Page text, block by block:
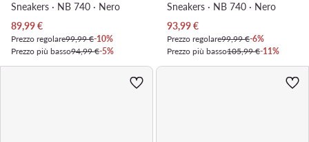
Sneakers · NB 740 · Nero
Prezzo attuale
89,99€
Prezzo regolare99,99 €-10%
Prezzo più basso94,99 €-5%
Sneakers · NB 740 · Nero
Prezzo attuale
93,99€
Prezzo regolare99,99 €-6%
Prezzo più basso105,99 €-11%